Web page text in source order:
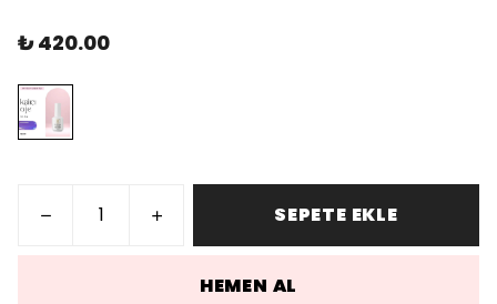
₺ 420.00
SEPETE EKLE
HEMEN AL